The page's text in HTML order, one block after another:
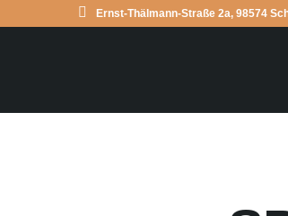
Ernst-Thälmann-Straße 2a, 98574